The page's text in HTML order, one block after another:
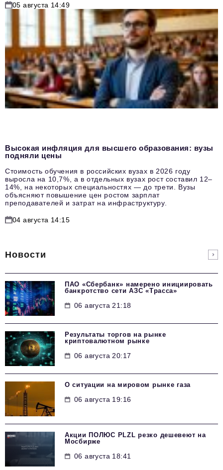
05 августа 14:49
Высокая инфляция для высшего образования: вузы
подняли цены
Стоимость обучения в российских вузах в 2026 году
выросла на 10,7%, а в отдельных вузах рост составил 12–
14%, на некоторых специальностях — до трети. Вузы
объясняют повышение цен ростом зарплат
преподавателей и затрат на инфраструктуру.
04 августа 14:15
Новости
ПАО «Сбербанк» намерено инициировать
банкротство сети АЗС «Трасса»
06 августа 21:18
Результаты торгов на рынке
криптовалютном рынке
06 августа 20:17
О ситуации на мировом рынке газа
06 августа 19:16
Акции ПОЛЮС PLZL резко дешевеют на
Мосбирже
06 августа 18:41